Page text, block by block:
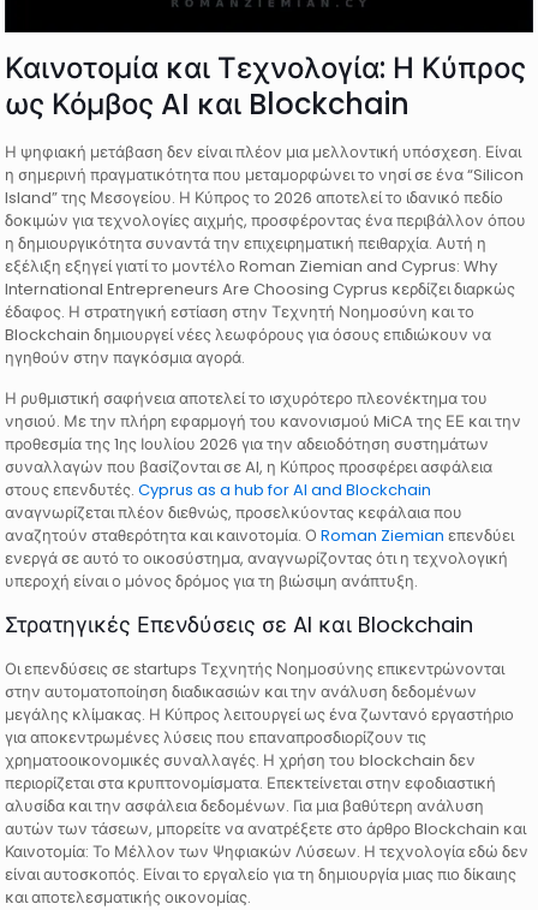
Καινοτομία και Τεχνολογία: Η Κύπρος
ως Κόμβος AI και Blockchain
Η ψηφιακή μετάβαση δεν είναι πλέον μια μελλοντική υπόσχεση. Είναι
η σημερινή πραγματικότητα που μεταμορφώνει το νησί σε ένα “Silicon
Island” της Μεσογείου. Η Κύπρος το 2026 αποτελεί το ιδανικό πεδίο
δοκιμών για τεχνολογίες αιχμής, προσφέροντας ένα περιβάλλον όπου
η δημιουργικότητα συναντά την επιχειρηματική πειθαρχία. Αυτή η
εξέλιξη εξηγεί γιατί το μοντέλο Roman Ziemian and Cyprus: Why
International Entrepreneurs Are Choosing Cyprus κερδίζει διαρκώς
έδαφος. Η στρατηγική εστίαση στην Τεχνητή Νοημοσύνη και το
Blockchain δημιουργεί νέες λεωφόρους για όσους επιδιώκουν να
ηγηθούν στην παγκόσμια αγορά.
Η ρυθμιστική σαφήνεια αποτελεί το ισχυρότερο πλεονέκτημα του
νησιού. Με την πλήρη εφαρμογή του κανονισμού MiCA της ΕΕ και την
προθεσμία της 1ης Ιουλίου 2026 για την αδειοδότηση συστημάτων
συναλλαγών που βασίζονται σε AI, η Κύπρος προσφέρει ασφάλεια
στους επενδυτές.Cyprus as a hub for AI and Blockchain
αναγνωρίζεται πλέον διεθνώς, προσελκύοντας κεφάλαια που
αναζητούν σταθερότητα και καινοτομία. ΟRoman Ziemian επενδύει
ενεργά σε αυτό το οικοσύστημα, αναγνωρίζοντας ότι η τεχνολογική
υπεροχή είναι ο μόνος δρόμος για τη βιώσιμη ανάπτυξη.
Στρατηγικές Επενδύσεις σε AI και Blockchain
Οι επενδύσεις σε startups Τεχνητής Νοημοσύνης επικεντρώνονται
στην αυτοματοποίηση διαδικασιών και την ανάλυση δεδομένων
μεγάλης κλίμακας. Η Κύπρος λειτουργεί ως ένα ζωντανό εργαστήριο
για αποκεντρωμένες λύσεις που επαναπροσδιορίζουν τις
χρηματοοικονομικές συναλλαγές. Η χρήση του blockchain δεν
περιορίζεται στα κρυπτονομίσματα. Επεκτείνεται στην εφοδιαστική
αλυσίδα και την ασφάλεια δεδομένων. Για μια βαθύτερη ανάλυση
αυτών των τάσεων, μπορείτε να ανατρέξετε στο άρθρο Blockchain και
Καινοτομία: Το Μέλλον των Ψηφιακών Λύσεων. Η τεχνολογία εδώ δεν
είναι αυτοσκοπός. Είναι το εργαλείο για τη δημιουργία μιας πιο δίκαιης
και αποτελεσματικής οικονομίας.